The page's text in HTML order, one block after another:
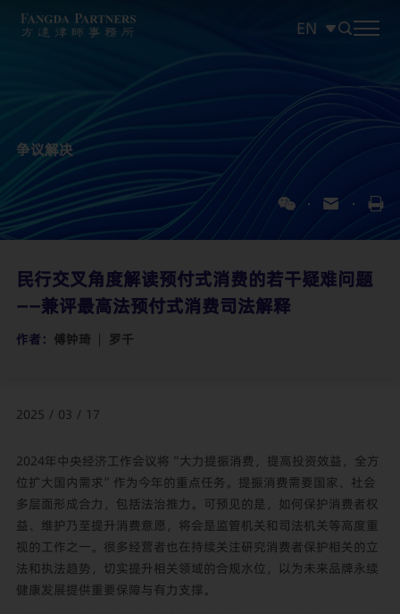
EN
日本語
争议解决
民行交叉角度解读预付式消费的若干疑难问题
——兼评最高法预付式消费司法解释
作者： 傅钟琦 罗千
2025 / 03 / 17
2024年中央经济工作会议将“大力提振消费，提高投资效益，全方
位扩大国内需求”作为今年的重点任务。提振消费需要国家、社会
多层面形成合力，包括法治推力。可预见的是，如何保护消费者权
益、维护乃至提升消费意愿，将会是监管机关和司法机关等高度重
视的工作之一。很多经营者也在持续关注研究消费者保护相关的立
法和执法趋势，切实提升相关领域的合规水位，以为未来品牌永续
健康发展提供重要保障与有力支撑。